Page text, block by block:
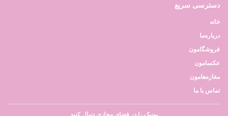
دسترسی سریع
خانه
درباره‌ما
فروشگامون
عکسامون
مغازه‌هامون
تماس با ما
بونیک را در فضای مجازی دنبال کنید